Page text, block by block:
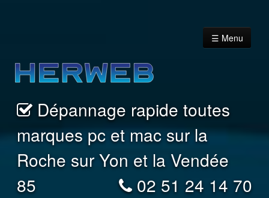
☰ Menu
Accueil
Vous êtes un Particulier
Vous êtes un professionnel
Dépannage rapide toutes
marques pc et mac sur la
Roche sur Yon et la Vendée
85
02 51 24 14 70